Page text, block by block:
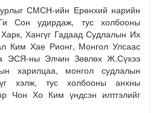
СМСН-ийн Ерөнхий нарийн
Сон удирдаж, тус холбооны
Хангүг Гадаад Судлалын Их
Ким Хае Рионг, Монгол Улсаас
ЭСЯ-ны Элчин Зөвлөх Ж.Сүхээ
харилцаа, монгол судлалын
үг хэлж, тус холбооны анхны
Чон Хо Ким үндсэн илтгэлийг